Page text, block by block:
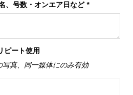
、号数・オンエア日など*
ピート使用
写真、同一媒体にのみ有効